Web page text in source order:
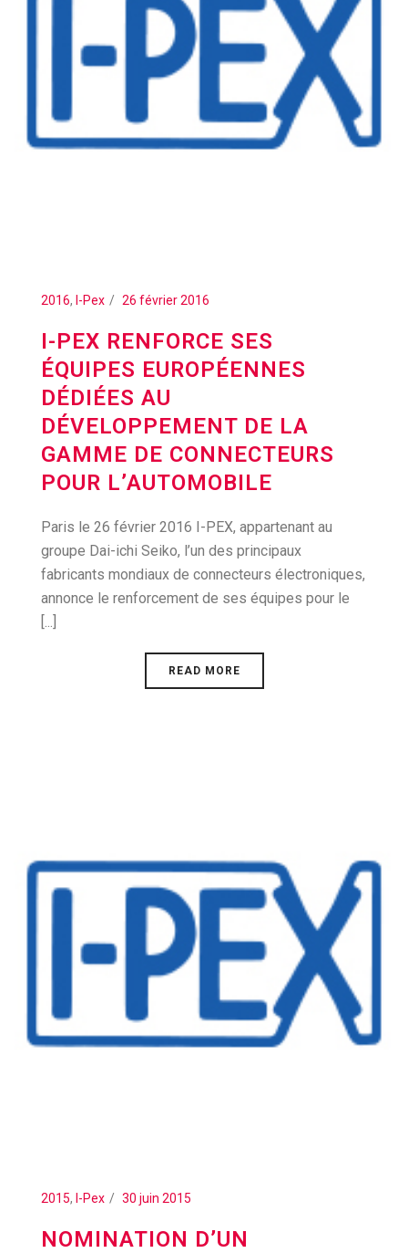
2016, I-Pex 26 février 2016
I-PEX RENFORCE SES
ÉQUIPES EUROPÉENNES
DÉDIÉES AU
DÉVELOPPEMENT DE LA
GAMME DE CONNECTEURS
POUR L’AUTOMOBILE
Paris le 26 février 2016 I-PEX, appartenant au
groupe Dai-ichi Seiko, l’un des principaux
fabricants mondiaux de connecteurs électroniques,
annonce le renforcement de ses équipes pour le
[...]
READ MORE
2015, I-Pex 30 juin 2015
NOMINATION D’UN